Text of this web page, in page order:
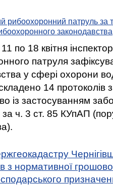
рибоохоронний патруль
законодавства
по 18 квітня
патруля
у сфері охорони
14 протоколів
із застосуванням
за ч. 3 ст. 85 КУпАП
з нормативної